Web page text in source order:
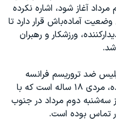
ایران
صلح
«سی‌پک»
آغاز شود، اشاره نکرده
وضعیت آماده‌باش قرار دارد تا
ورزشکار و رهبران
ضد تروریسم فرانسه
می‌گوید مظنون دستگیر شده، مردی ۱۸ ساله است که با
که روز سه‌شنبه دوم مرداد در جنوب
تماس بوده است.